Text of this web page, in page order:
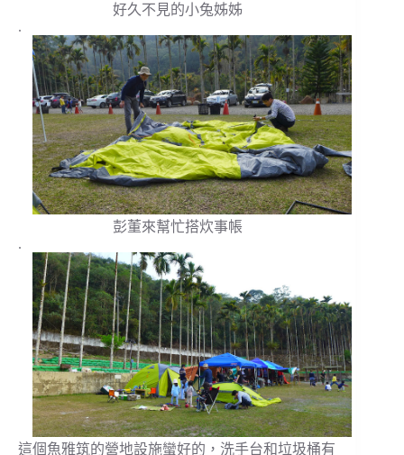
好久不見的小兔姊姊
.
彭董來幫忙搭炊事帳
.
這個魚雅筑的營地設施蠻好的，洗手台和垃圾桶有